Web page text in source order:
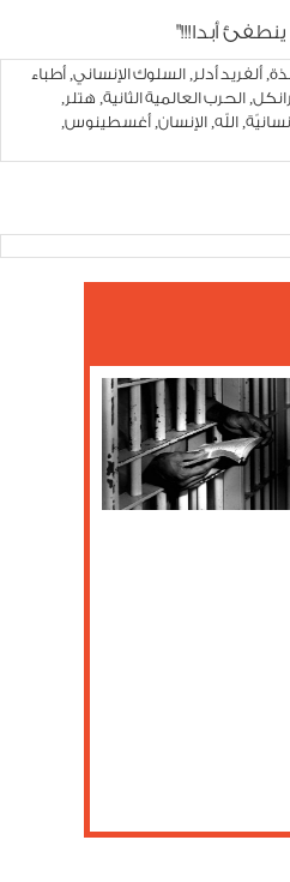
أبدا!!!"
, ألفريد أدلر, السلوك الإنساني, أطباء
, الحرب العالمية الثانية, هتلر,
, الله, الإنسان, أغسطينوس,